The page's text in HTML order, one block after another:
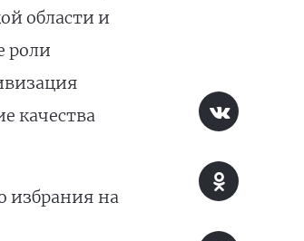
области и
роли
качества
избрания на